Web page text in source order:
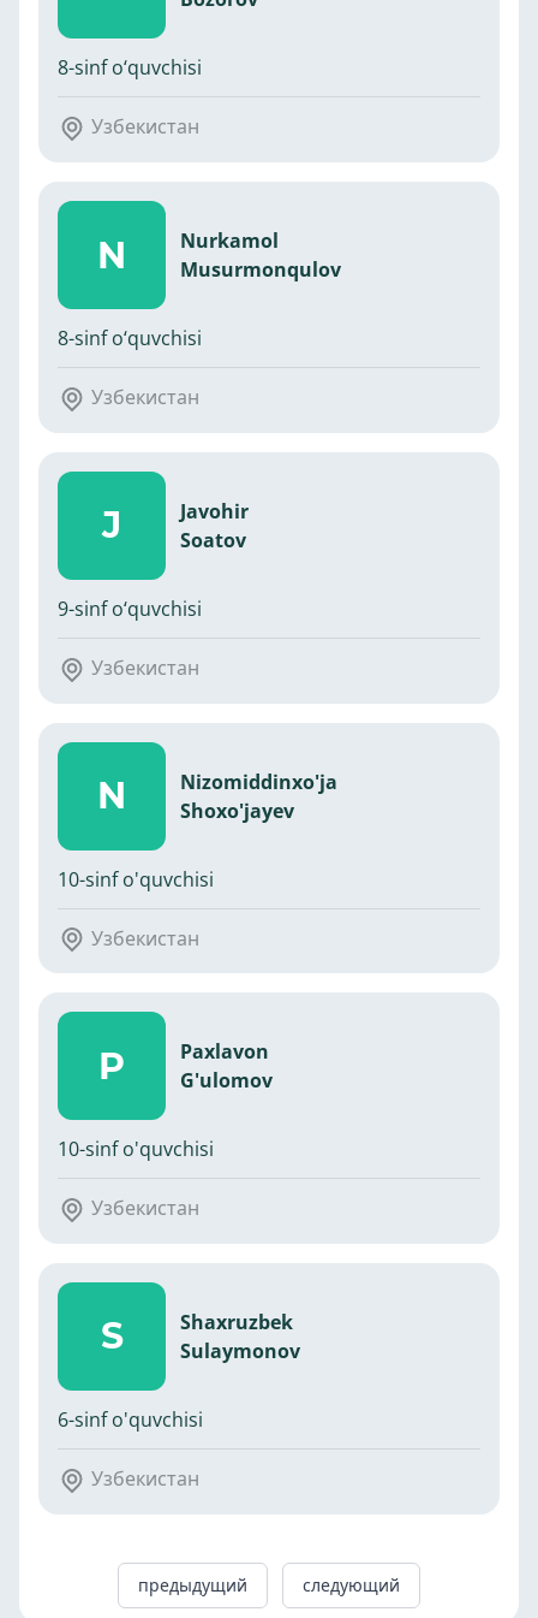
8-sinf o‘quvchisi
Узбекистан
N
Nurkamol
Musurmonqulov
8-sinf o‘quvchisi
Узбекистан
J
Javohir
Soatov
9-sinf o‘quvchisi
Узбекистан
N
Nizomiddinxo'ja
Shoxo'jayev
10-sinf o'quvchisi
Узбекистан
P
Paxlavon
G'ulomov
10-sinf o'quvchisi
Узбекистан
S
Shaxruzbek
Sulaymonov
6-sinf o'quvchisi
Узбекистан
предыдущий следующий